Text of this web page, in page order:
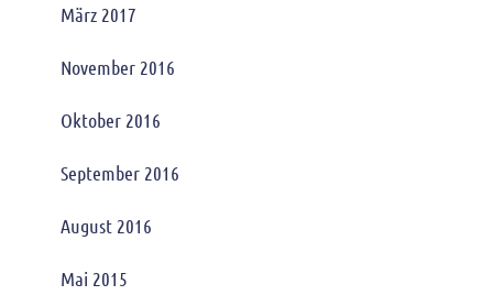
März 2017
November 2016
Oktober 2016
September 2016
August 2016
Mai 2015